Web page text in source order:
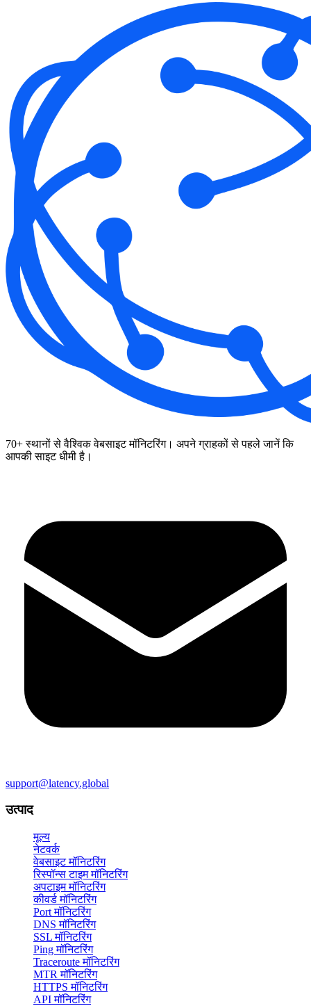
70+ स्थानों से वैश्विक वेबसाइट मॉनिटरिंग। अपने ग्राहकों से पहले जानें कि
आपकी साइट धीमी है।
support@latency.global
उत्पाद
मूल्य
नेटवर्क
वेबसाइट मॉनिटरिंग
रिस्पॉन्स टाइम मॉनिटरिंग
अपटाइम मॉनिटरिंग
कीवर्ड मॉनिटरिंग
Port मॉनिटरिंग
DNS मॉनिटरिंग
SSL मॉनिटरिंग
Ping मॉनिटरिंग
Traceroute मॉनिटरिंग
MTR मॉनिटरिंग
HTTPS मॉनिटरिंग
API मॉनिटरिंग